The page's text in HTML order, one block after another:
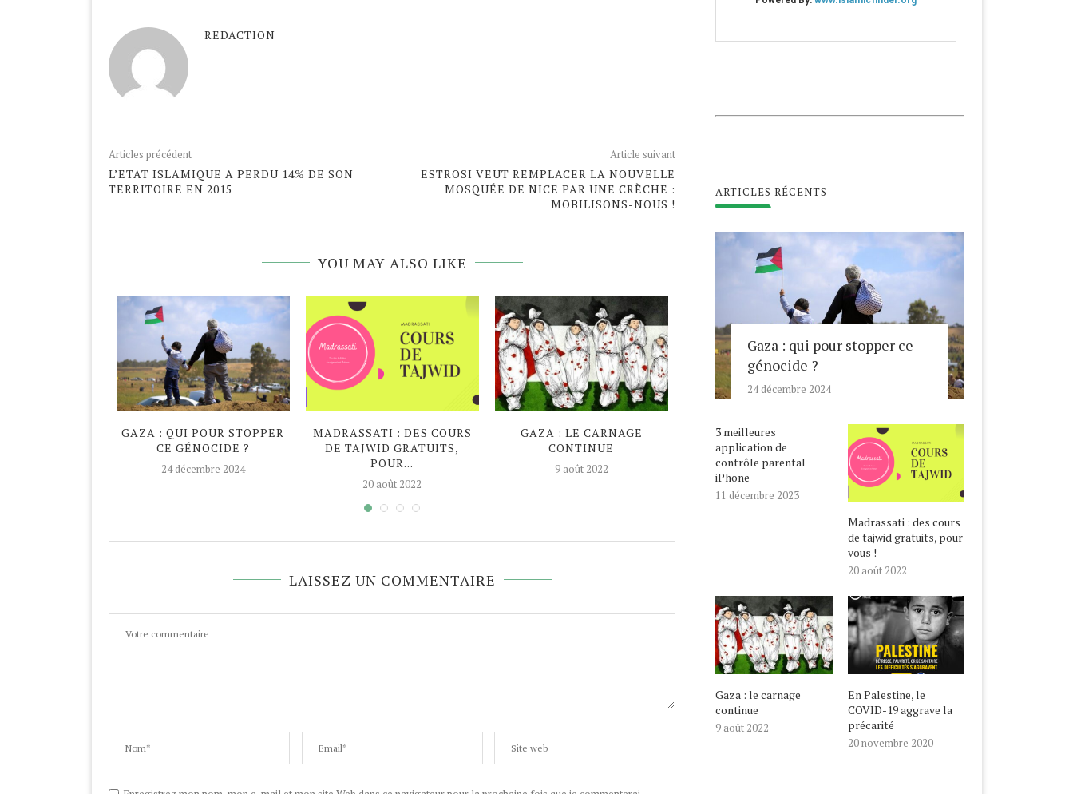
REDACTION
Articles précédent
L’ETAT ISLAMIQUE A PERDU 14% DE SON
TERRITOIRE EN 2015
Article suivant
ESTROSI VEUT REMPLACER LA NOUVELLE
MOSQUÉE DE NICE PAR UNE CRÈCHE :
MOBILISONS-NOUS !
YOU MAY ALSO LIKE
GAZA : QUI POUR STOPPER
CE GÉNOCIDE ?
24 décembre 2024
MADRASSATI : DES COURS
DE TAJWID GRATUITS,
POUR...
20 août 2022
GAZA : LE CARNAGE
CONTINUE
9 août 2022
EN PALESTINE, LE COVID-19
AGGRAVE LA PRÉCARITÉ
20 novembre 2020
NOUVEL AN HÉGIRIEN,
BIENVENUE EN 1442 !
22 août 2020
LAISSEZ UN COMMENTAIRE
ARTICLES RÉCENTS
Gaza : qui pour stopper ce
génocide ?
24 décembre 2024
3 meilleures
application de
contrôle parental
iPhone
11 décembre 2023
Madrassati : des cours
de tajwid gratuits, pour
vous !
20 août 2022
Gaza : le carnage
continue
9 août 2022
En Palestine, le
COVID-19 aggrave la
précarité
20 novembre 2020